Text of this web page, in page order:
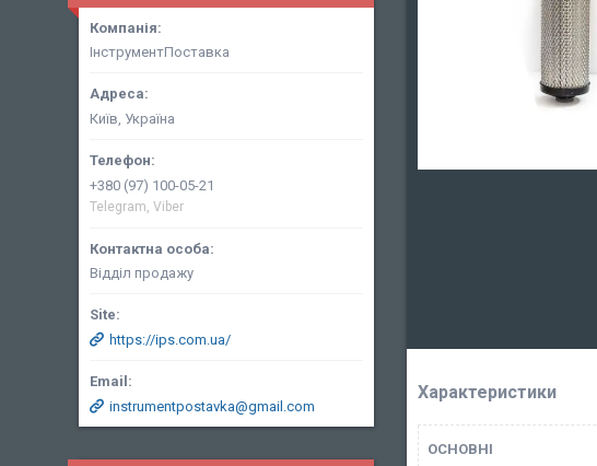
Характеристики
ОСНОВНІ
ІнструментПоставка
Київ, Україна
+380 (97) 100-05-21
Telegram, Viber
Відділ продажу
https://ips.com.ua/
instrumentpostavka@gmail.com